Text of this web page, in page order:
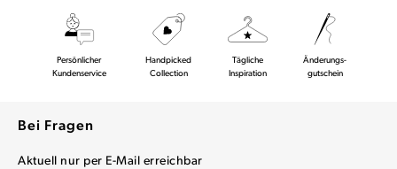
Persönlicher
Kundenservice
Handpicked
Collection
Tägliche
Inspiration
Änderungs-
gutschein
Bei Fragen
Aktuell nur per E-Mail erreichbar